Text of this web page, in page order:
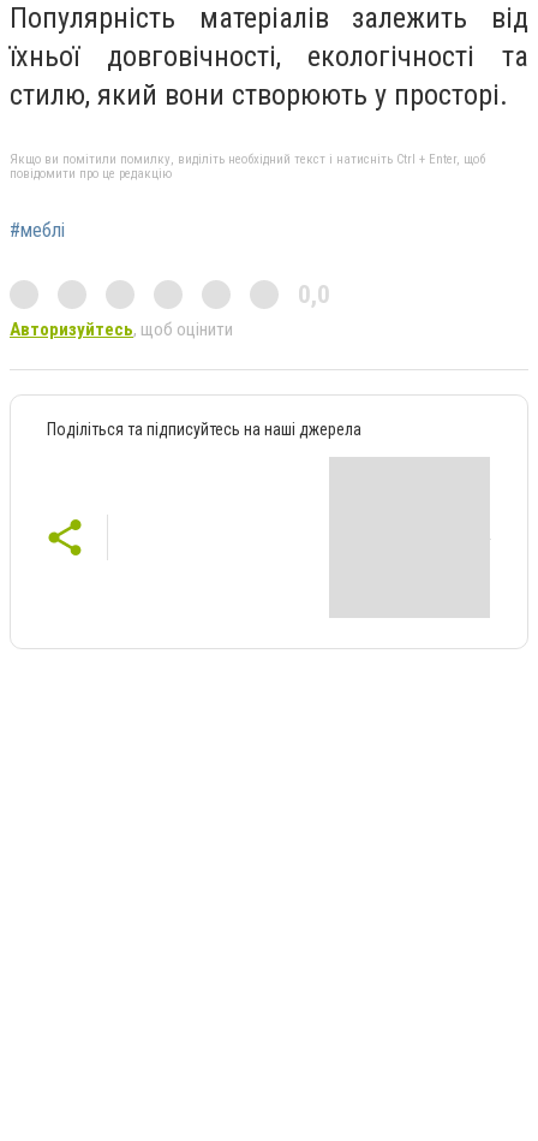
Популярність матеріалів залежить від
їхньої довговічності, екологічності та
стилю, який вони створюють у просторі.
Якщо ви помітили помилку, виділіть необхідний текст і натисніть Ctrl + Enter, щоб
повідомити про це редакцію
#меблі
0,0
Авторизуйтесь, щоб оцінити
Поділіться та підписуйтесь на наші джерела